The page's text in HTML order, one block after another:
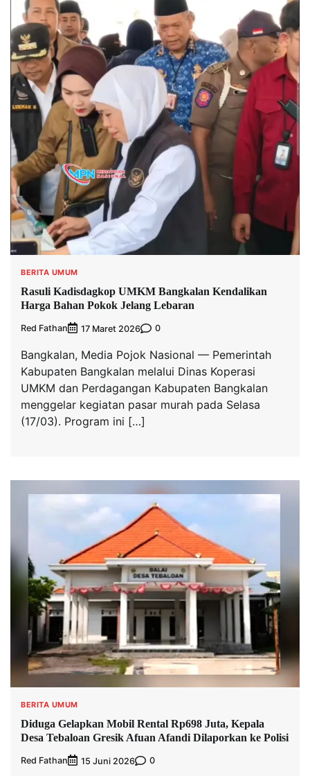
BERITA UMUM
Rasuli Kadisdagkop UMKM Bangkalan Kendalikan
Harga Bahan Pokok Jelang Lebaran
Red Fathan 17 Maret 2026 0
Bangkalan, Media Pojok Nasional — Pemerintah
Kabupaten Bangkalan melalui Dinas Koperasi
UMKM dan Perdagangan Kabupaten Bangkalan
menggelar kegiatan pasar murah pada Selasa
(17/03). Program ini […]
BERITA UMUM
Diduga Gelapkan Mobil Rental Rp698 Juta, Kepala
Desa Tebaloan Gresik Afuan Afandi Dilaporkan ke Polisi
Red Fathan 15 Juni 2026 0